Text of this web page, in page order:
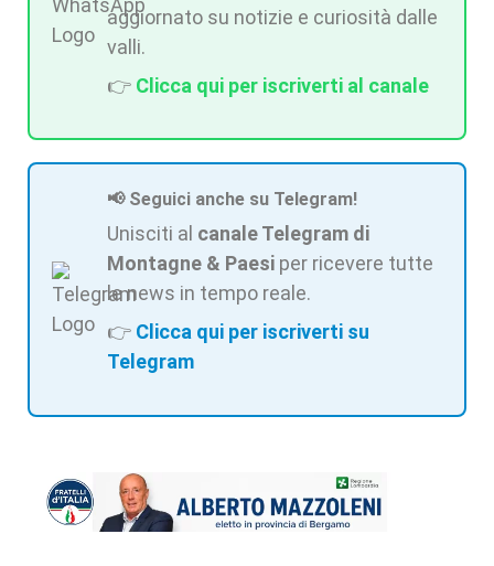
aggiornato su notizie e curiosità dalle
valli.
👉 Clicca qui per iscriverti al canale
📢 Seguici anche su Telegram!
Unisciti al canale Telegram di
Montagne & Paesi per ricevere tutte
le news in tempo reale.
👉 Clicca qui per iscriverti su
Telegram